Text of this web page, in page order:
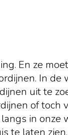
En ze
In
uit te
of toch
in onze
te laten zien.